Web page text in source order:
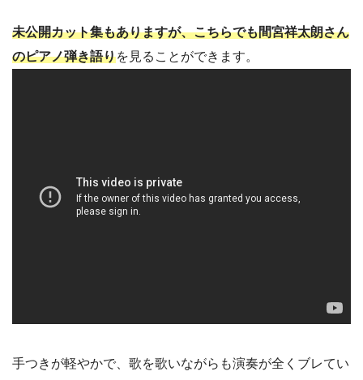
未公開カット集もありますが、こちらでも間宮祥太朗さん
のピアノ弾き語りを見ることができます。
手つきが軽やかで、歌を歌いながらも演奏が全くブレてい